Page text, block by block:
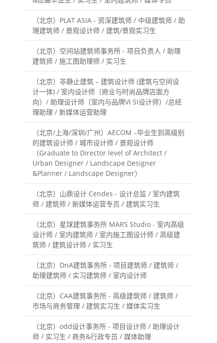
（北京）PLAT ASIA - 资深建筑师 / 中级建筑师 / 助
理建筑师 / 景观设计师 / 建筑/景观实习生
（北京）空间站建筑师事务所 - 项目负责人 / 助理
建筑师 / 施工图助理师 / 实习生
（北京）非静止建筑 – 建筑设计师 (建筑与空间设
计一体) / 室内设计师（商业与时尚品牌店面方
向）/ 助理设计师（室内与品牌VI SI设计师）/总经
理助理 / 新媒体运营助理
（北京/上海/深圳/广州）AECOM –毕业生到高级别
的建筑设计师 / 城市设计师 / 景观设计师
（Graduate to Director level of Architect /
Urban Designer / Landscape Designer
&Planner / Landscape Designer）
（北京）山鼎设计 Cendes - 设计总监 / 室内建筑
师 / 建筑师 / 新媒体运营专员 / 建筑实习生
（北京）星球建筑事务所 MARS Studio - 室内高级
设计师 / 室内建筑师 / 室内施工图设计师 / 高级建
筑师 / 建筑设计师 / 实习生
（北京）DnA建筑事务所 - 项目建筑师 / 建筑师 /
助理建筑师 / 实习建筑师 / 室内设计师
（北京）CAA建筑事务所 - 高级建筑师 / 建筑师 /
市场与商务管理 / 建筑实习生 / 媒体实习生
（北京）odd设计事务所 - 项目设计师 / 助理设计
师 / 实习生 / 商务&行政专员 / 媒体助理